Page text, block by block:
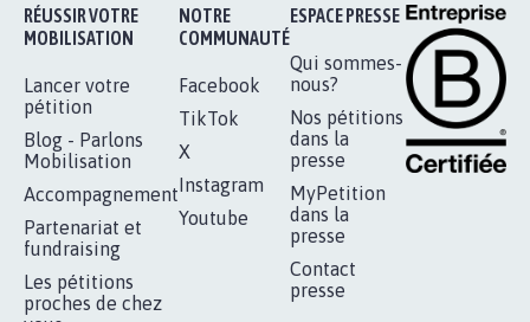
RÉUSSIR VOTRE
MOBILISATION
Lancer votre
pétition
Blog - Parlons
Mobilisation
Accompagnement
Partenariat et
fundraising
Les pétitions
proches de chez
NOTRE
COMMUNAUTÉ
Facebook
TikTok
X
Instagram
Youtube
ESPACE PRESSE
Qui sommes-
nous?
Nos pétitions
dans la
presse
MyPetition
dans la
presse
Contact
presse